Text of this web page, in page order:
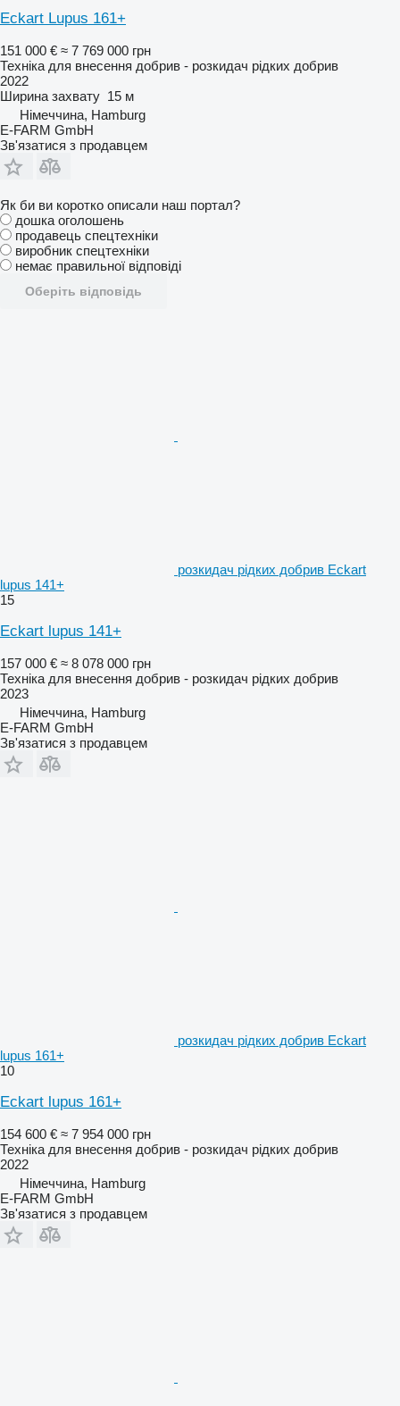
Eckart Lupus 161+
151 000 € ≈ 7 769 000 грн
Техніка для внесення добрив - розкидач рідких добрив
2022
Ширина захвату 15 м
Німеччина, Hamburg
E-FARM GmbH
Зв'язатися з продавцем
Як би ви коротко описали наш портал?
дошка оголошень
продавець спецтехніки
виробник спецтехніки
немає правильної відповіді
Оберіть відповідь
розкидач рідких добрив Eckart
lupus 141+
15
Eckart lupus 141+
157 000 € ≈ 8 078 000 грн
Техніка для внесення добрив - розкидач рідких добрив
2023
Німеччина, Hamburg
E-FARM GmbH
Зв'язатися з продавцем
розкидач рідких добрив Eckart
lupus 161+
10
Eckart lupus 161+
154 600 € ≈ 7 954 000 грн
Техніка для внесення добрив - розкидач рідких добрив
2022
Німеччина, Hamburg
E-FARM GmbH
Зв'язатися з продавцем